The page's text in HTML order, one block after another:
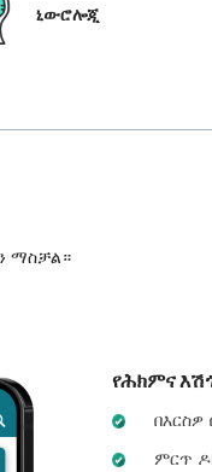
ኒውሮሎጂ
ማስቻል።
የሕክምና
ምርጥ